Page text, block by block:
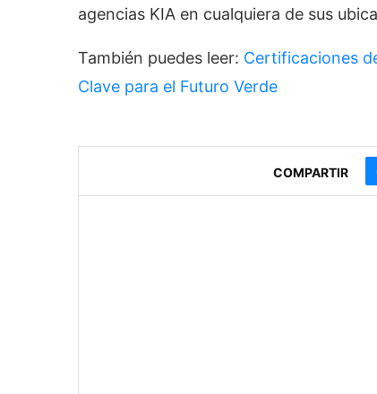
agencias KIA en cualquiera de sus
También puedes leer: Certificaciones
Clave para el Futuro Verde
COMPARTIR